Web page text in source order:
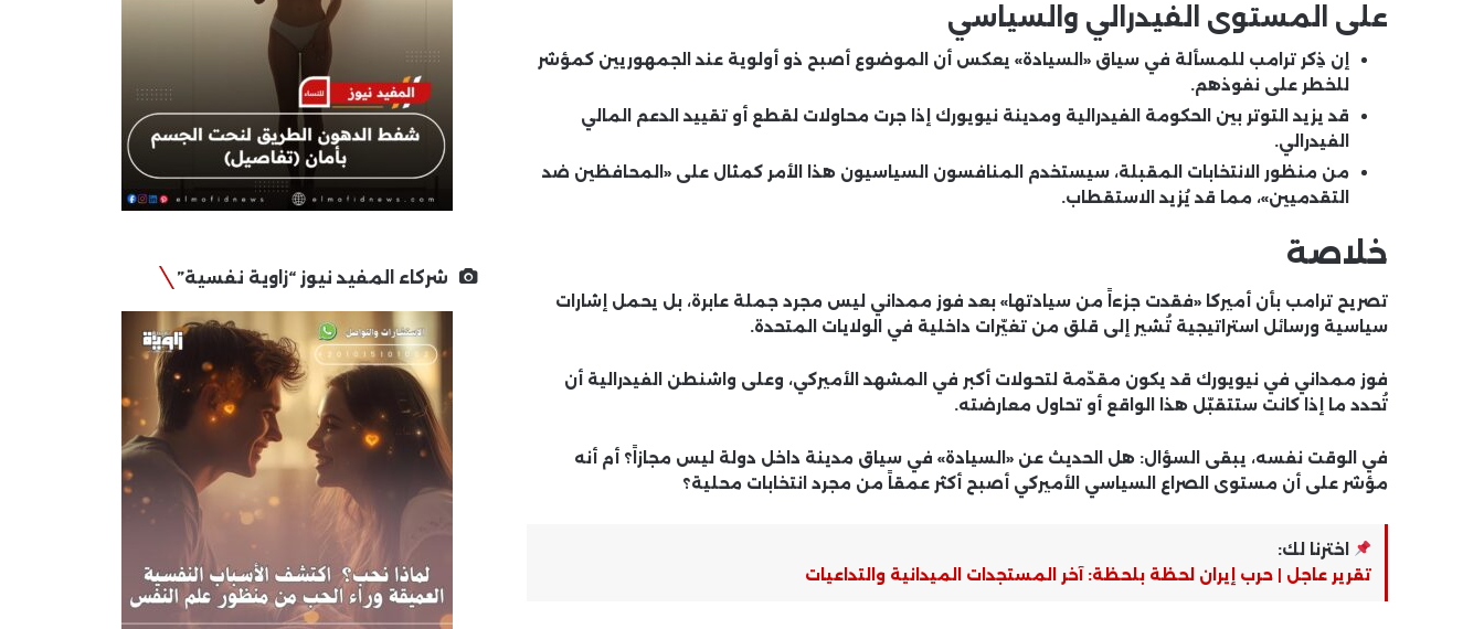
على المستوى الفيدرالي والسياسي
إن ذِكر ترامب للمسألة في سياق «السيادة» يعكس أن الموضوع أصبح ذو أولوية عند الجمهوريين كمؤشر
للخطر على نفوذهم.
قد يزيد التوتر بين الحكومة الفيدرالية ومدينة نيويورك إذا جرت محاولات لقطع أو تقييد الدعم المالي
الفيدرالي.
من منظور الانتخابات المقبلة، سيستخدم المنافسون السياسيون هذا الأمر كمثال على «المحافظين ضد
التقدميين»، مما قد يُزيد الاستقطاب.
خلاصة
تصريح ترامب بأن أميركا «فقدت جزءاً من سيادتها» بعد فوز ممداني ليس مجرد جملة عابرة، بل يحمل إشارات
سياسية ورسائل استراتيجية تُشير إلى قلق من تغيّرات داخلية في الولايات المتحدة.
فوز ممداني في نيويورك قد يكون مقدّمة لتحولات أكبر في المشهد الأميركي، وعلى واشنطن الفيدرالية أن
تُحدد ما إذا كانت ستتقبّل هذا الواقع أو تحاول معارضته.
في الوقت نفسه، يبقى السؤال: هل الحديث عن «السيادة» في سياق مدينة داخل دولة ليس مجازاً؟ أم أنه
مؤشر على أن مستوى الصراع السياسي الأميركي أصبح أكثر عمقاً من مجرد انتخابات محلية؟
اخترنا لك:
تقرير عاجل | حرب إيران لحظة بلحظة: آخر المستجدات الميدانية والتداعيات
احتجاجات واسعة ترفض اعتراف إسرائيل
بـ«صومالي لاند»
تحليل النزاع الإقليمي.. كيف تتشكل
تغيّر حياتك المالية بدون حرمان
تفسّر الغلاء وتحركات السوق في دقائق
شركاء المفيد نيوز “زاوية نفسية”